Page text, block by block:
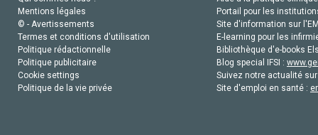
Mentions légales
© - Avertissements
Termes et conditions d'utilisation
Politique rédactionnelle
Politique publicitaire
Cookie settings
Politique de la vie privée
Portail pour les
Site d'information sur
E-learning pour les
Bibliothèque d'e-books
Blog special IFSI :
Suivez notre actualité
Site d'emploi en santé :